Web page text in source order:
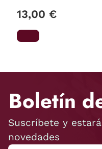
13,00 €
Boletín
Suscríbete y
novedades